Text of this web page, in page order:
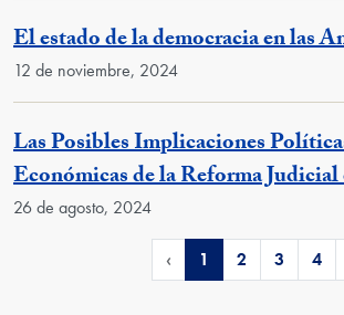
El estado de la democracia en las
12 de noviembre, 2024
Las Posibles Implicaciones
Económicas de la Reforma
26 de agosto, 2024
‹ 1 2 3 4